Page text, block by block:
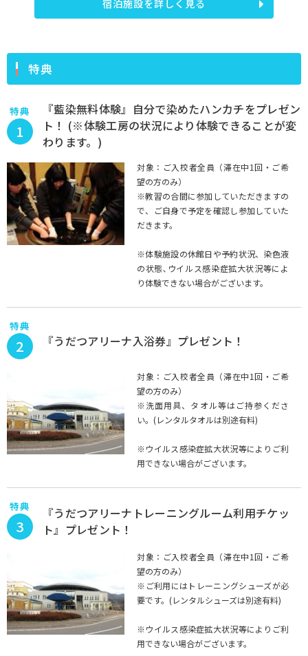
宿泊施設を詳しく見る
特典
特典
1
『藍染無料体験』自分で染めたハンカチをプレゼン
ト！ (※体験工房の状況により体験できることが変
わります。)
対象：ご入校者全員（滞在中1回・ご希
望の方のみ）
※教習の合間に参加していただきますの
で、ご自身で予定を確認し参加していた
だきます。
※体験施設の休館日や予約状況、染色液
の状態､ウイルス感染症拡大状況等によ
り体験できない場合がございます。
特典
2 『うだつアリーナ入浴券』プレゼント！
対象：ご入校者全員（滞在中1回・ご希
望の方のみ）
※洗面用具、タオル等はご持参くださ
い。(レンタルタオルは別途有料)
※ウイルス感染症拡大状況等によりご利
用できない場合がございます。
特典
3
『うだつアリーナトレーニングルーム利用チケッ
ト』プレゼント！
対象：ご入校者全員（滞在中1回・ご希
望の方のみ）
※ご利用にはトレーニングシューズが必
要です。(レンタルシューズは別途有料)
※ウイルス感染症拡大状況等によりご利
用できない場合がございます。